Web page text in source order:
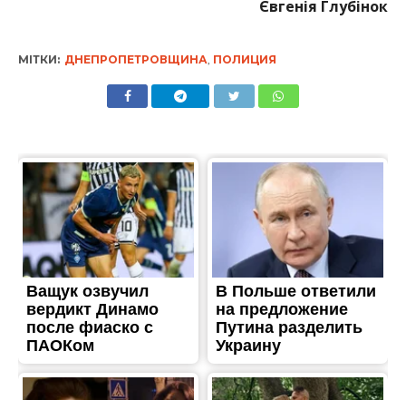
Євгенія Глубінок
МІТКИ: ДНЕПРОПЕТРОВЩИНА, ПОЛИЦИЯ